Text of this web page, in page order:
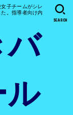
子チームがシレ
。指導者向け内
バ
ル
SEARCH